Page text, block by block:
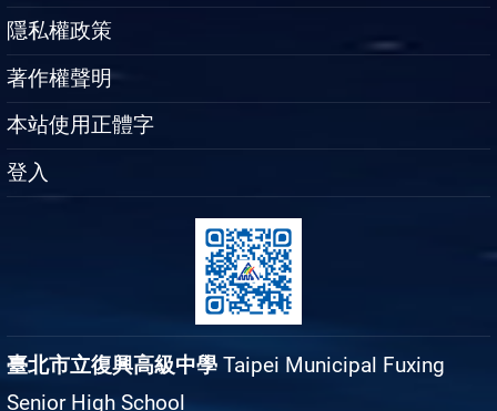
隱私權政策
著作權聲明
本站使用正體字
登入
臺北市立復興高級中學 Taipei Municipal Fuxing
Senior High School